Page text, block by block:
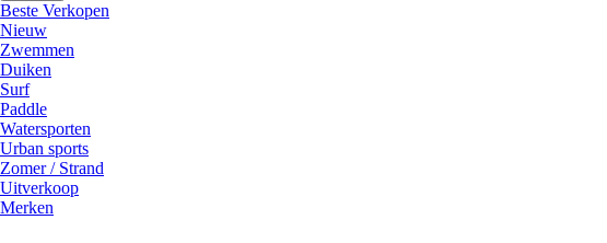
Beste Verkopen
Nieuw
Zwemmen
Duiken
Surf
Paddle
Watersporten
Urban sports
Zomer / Strand
Uitverkoop
Merken